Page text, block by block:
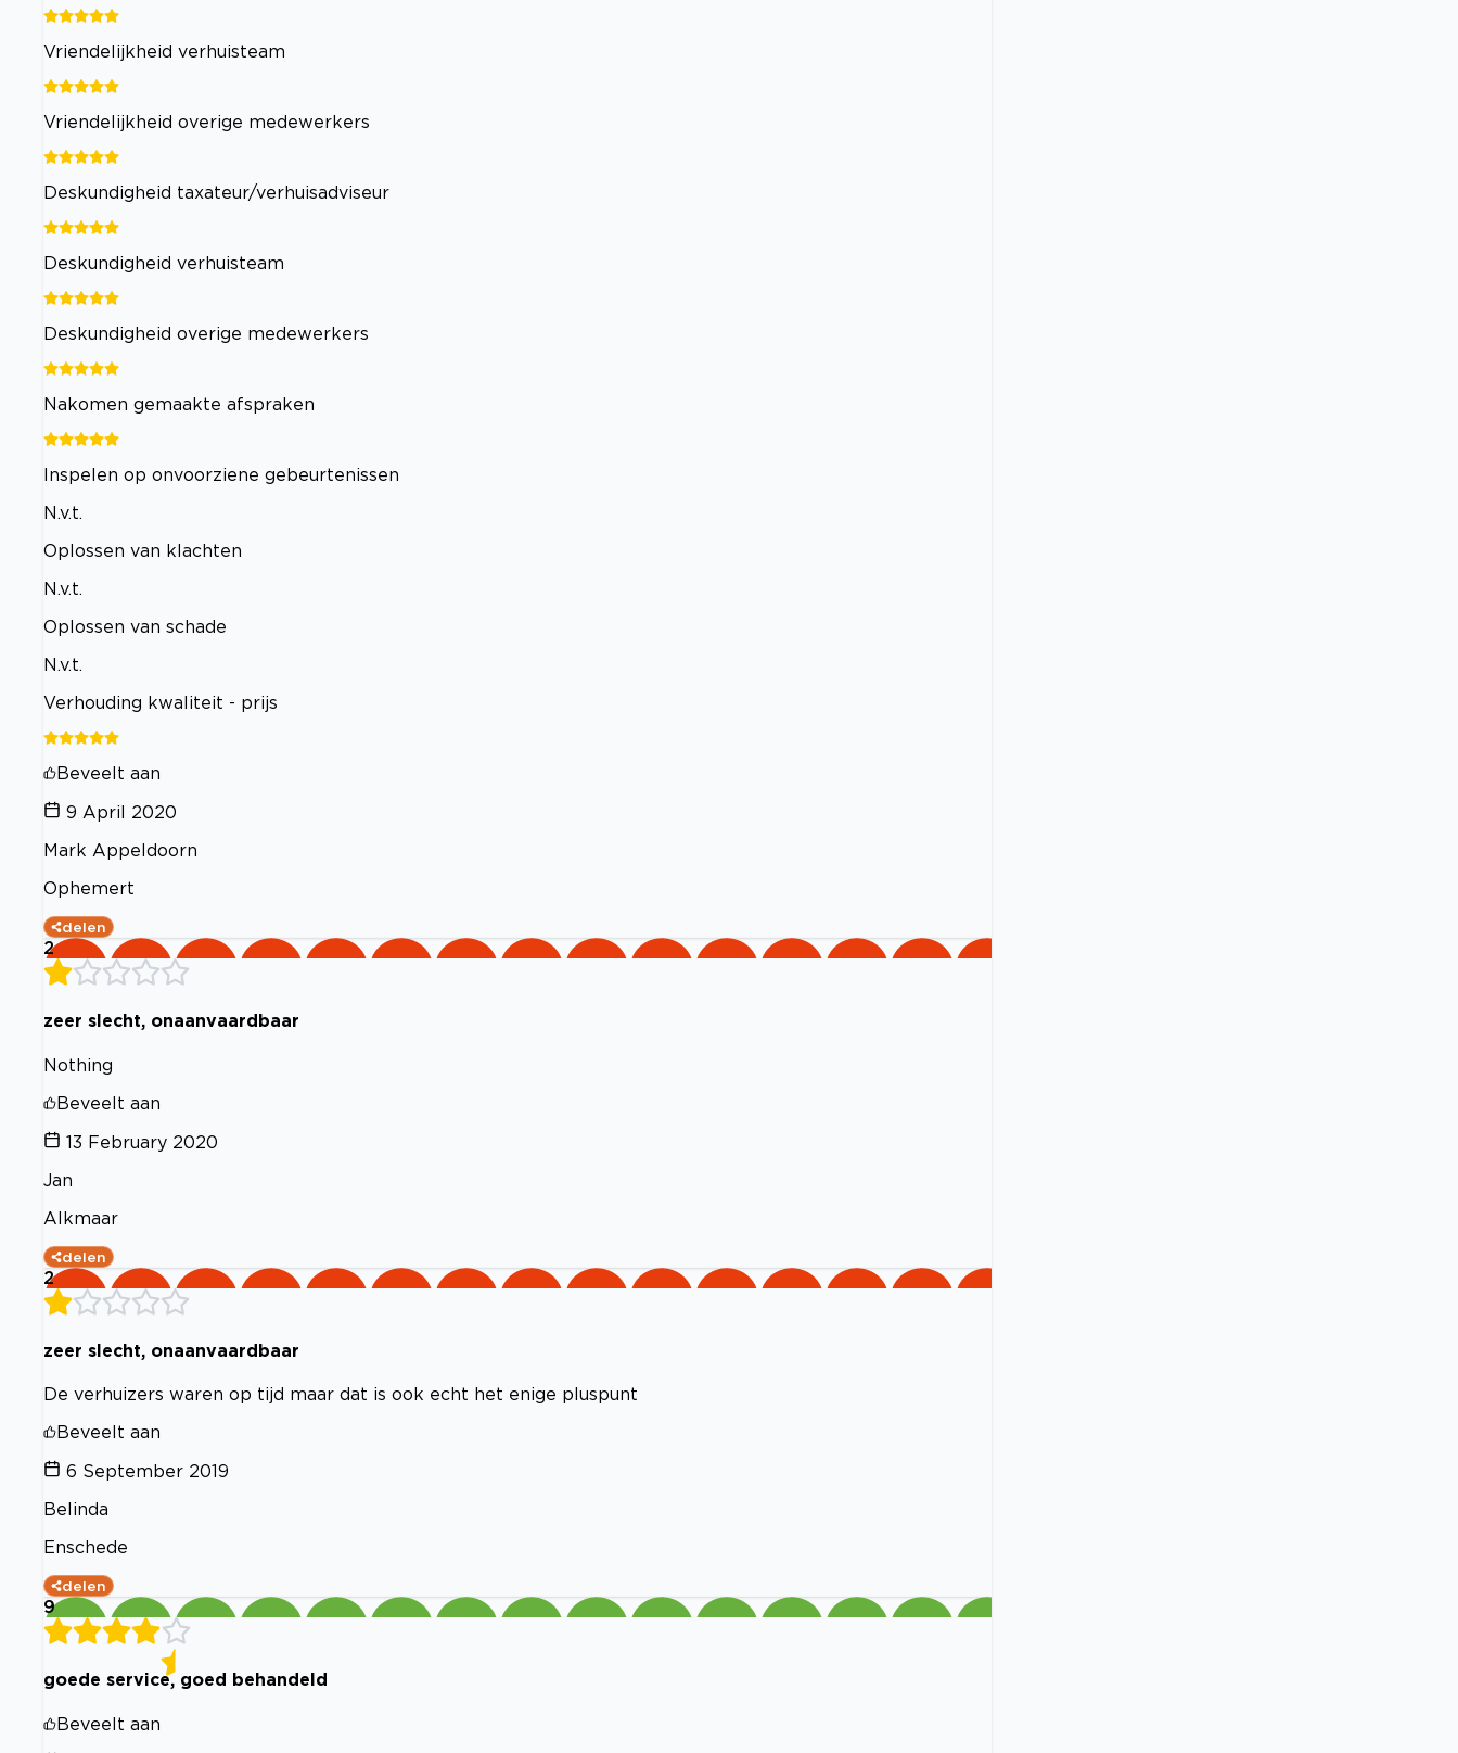
Vriendelijkheid verhuisteam
Vriendelijkheid overige medewerkers
Deskundigheid taxateur/verhuisadviseur
Deskundigheid verhuisteam
Deskundigheid overige medewerkers
Nakomen gemaakte afspraken
Inspelen op onvoorziene gebeurtenissen
N.v.t.
Oplossen van klachten
N.v.t.
Oplossen van schade
N.v.t.
Verhouding kwaliteit - prijs
Beveelt aan
9 April 2020
Mark Appeldoorn
Ophemert
delen
2
zeer slecht, onaanvaardbaar
Nothing
Beveelt aan
13 February 2020
Jan
Alkmaar
delen
2
zeer slecht, onaanvaardbaar
De verhuizers waren op tijd maar dat is ook echt het enige pluspunt
Beveelt aan
6 September 2019
Belinda
Enschede
delen
9
goede service, goed behandeld
Beveelt aan